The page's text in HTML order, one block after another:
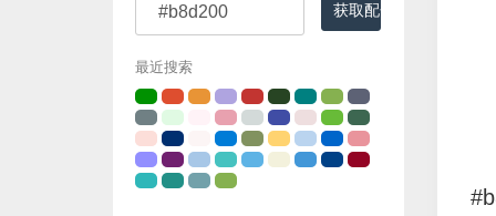
获取配色
最近搜索